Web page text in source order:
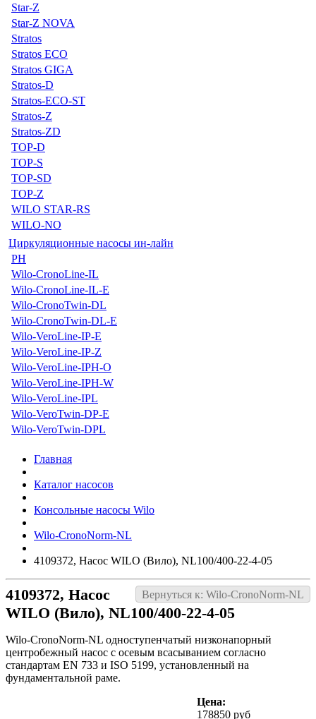
Star-Z
Star-Z NOVA
Stratos
Stratos ECO
Stratos GIGA
Stratos-D
Stratos-ECO-ST
Stratos-Z
Stratos-ZD
TOP-D
TOP-S
TOP-SD
TOP-Z
WILO STAR-RS
WILO-NO
Циркуляционные насосы ин-лайн
PH
Wilo-CronoLine-IL
Wilo-CronoLine-IL-E
Wilo-CronoTwin-DL
Wilo-CronoTwin-DL-E
Wilo-VeroLine-IP-E
Wilo-VeroLine-IP-Z
Wilo-VeroLine-IPH-O
Wilo-VeroLine-IPH-W
Wilo-VeroLine-IPL
Wilo-VeroTwin-DP-E
Wilo-VeroTwin-DPL
Главная
Каталог насосов
Консольные насосы Wilo
Wilo-CronoNorm-NL
4109372, Насос WILO (Вило), NL100/400-22-4-05
Вернуться к: Wilo-CronoNorm-NL
4109372, Насос
WILO (Вило), NL100/400-22-4-05
Wilo-CronoNorm-NL одноступенчатый низконапорный
центробежный насос с осевым всасыванием согласно
стандартам EN 733 и ISO 5199, установленный на
фундаментальной раме.
Цена:
178850 руб